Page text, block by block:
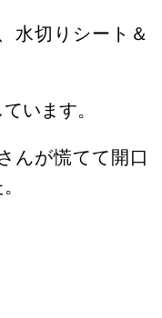
水切りシート＆
います。
んが慌てて開口